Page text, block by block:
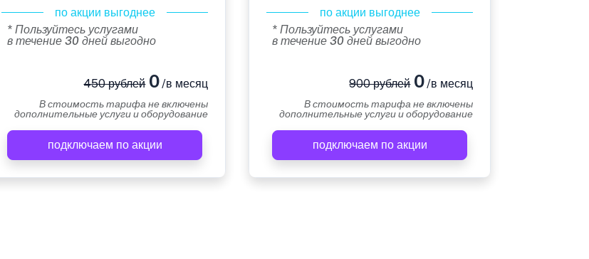
по акции выгоднее
* Пользуйтесь услугами
в течение 30 дней выгодно
450 рублей0/в месяц
В стоимость тарифа не включены
дополнительные услуги и оборудование
подключаем по акции
по акции выгоднее
* Пользуйтесь услугами
в течение 30 дней выгодно
900 рублей0/в месяц
В стоимость тарифа не включены
дополнительные услуги и оборудование
подключаем по акции